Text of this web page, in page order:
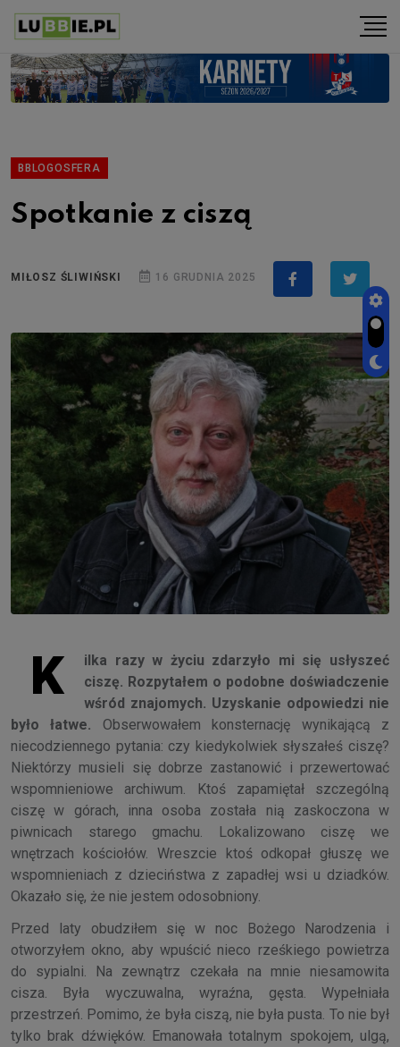
BBLOGOSFERA
Spotkanie z ciszą
MIŁOSZ ŚLIWIŃSKI 16 GRUDNIA 2025
K
ilka razy w życiu zdarzyło mi się usłyszeć
ciszę. Rozpytałem o podobne doświadczenie
wśród znajomych. Uzyskanie odpowiedzi nie
było łatwe. Obserwowałem konsternację wynikającą z
niecodziennego pytania: czy kiedykolwiek słyszałeś ciszę?
Niektórzy musieli się dobrze zastanowić i przewertować
wspomnieniowe archiwum. Ktoś zapamiętał szczególną
ciszę w górach, inna osoba została nią zaskoczona w
piwnicach starego gmachu. Lokalizowano ciszę we
wnętrzach kościołów. Wreszcie ktoś odkopał głuszę we
wspomnieniach z dzieciństwa z zapadłej wsi u dziadków.
Okazało się, że nie jestem odosobniony.
Przed laty obudziłem się w noc Bożego Narodzenia i
otworzyłem okno, aby wpuścić nieco rześkiego powietrza
do sypialni. Na zewnątrz czekała na mnie niesamowita
cisza. Była wyczuwalna, wyraźna, gęsta. Wypełniała
przestrzeń. Pomimo, że była ciszą, nie była pusta. To nie był
tylko brak dźwięków. Emanowała totalnym spokojem, ulgą,